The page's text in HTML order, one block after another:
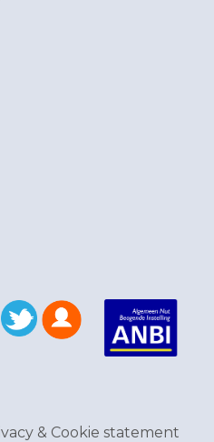
& Cookie statement